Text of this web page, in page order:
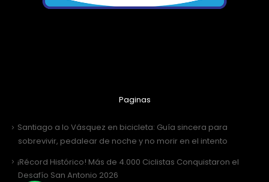
Paginas
Santiago a lo Vásquez en bicicleta: Guía sincera para
sobrevivir, pedalear de noche y no morir en el intento
¡Récord Histórico! Más de 4.000 Ciclistas Conquistaron el
Desafío San Antonio 2026